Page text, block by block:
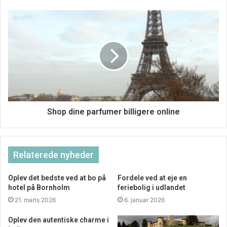
Shop dine parfumer billigere online
Relaterede nyheder
Oplev det bedste ved at bo på
hotel på Bornholm
21. marts 2026
Fordele ved at eje en
feriebolig i udlandet
6. januar 2026
Oplev den autentiske charme i